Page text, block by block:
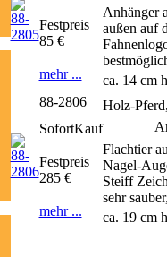
Anhänger
außen auf
ca. 14 cm
Festpreis
85 €
mehr ...
88-2806
Holz-
Flachtier
Nagel-
Steiff
sehr
ca. 19 cm
SofortKauf
Festpreis
285 €
mehr ...